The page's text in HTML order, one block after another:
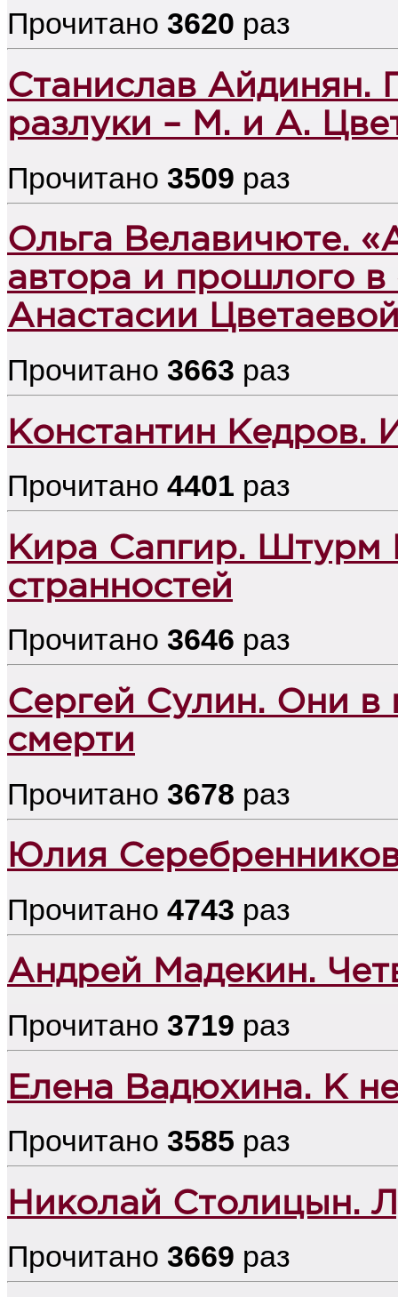
Прочитано 3620 раз
Станислав Айдинян.
разлуки – М. и А.
Прочитано 3509 раз
Ольга Велавичюте.
автора и прошлого
Анастасии
Прочитано 3663 раз
Константин Кедров.
Прочитано 4401 раз
Кира Сапгир. Штурм
странностей
Прочитано 3646 раз
Сергей Сулин. Они в
смерти
Прочитано 3678 раз
Юлия
Прочитано 4743 раз
Андрей Мадекин.
Прочитано 3719 раз
Елена Вадюхина. К
Прочитано 3585 раз
Николай Столицын.
Прочитано 3669 раз